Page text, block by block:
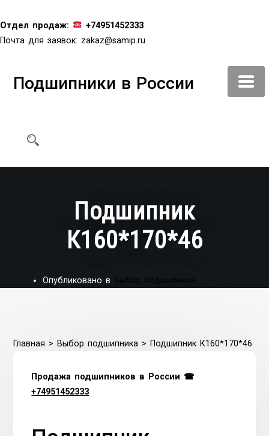
к
содержимому
Отдел продаж:
+74951452333
Почта для заявок: zakaz@samip.ru
Подшипники в России
Подшипник
К160*170*46
Опубликовано в Выбор подшипника
Главная > Выбор подшипника > Подшипник К160*170*46
Продажа подшипников в России ☎
+74951452333